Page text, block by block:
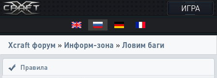
ИГРА
Xcraft форум » Информ-зона » Ловим баги
Правила